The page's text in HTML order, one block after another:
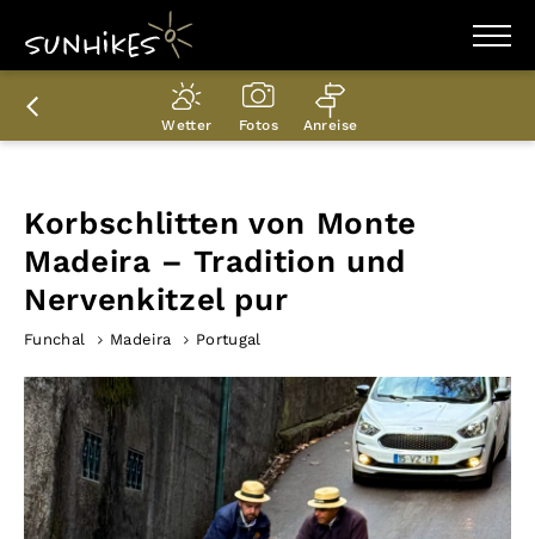
WANDERZIELE
WANDERUNGEN
ENTDECKEN
PLANER
Wetter Fotos Anreise
Korbschlitten von Monte
Madeira – Tradition und
Nervenkitzel pur
Funchal Madeira Portugal